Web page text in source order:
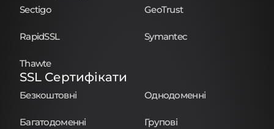
Sectigo GeoTrust
RapidSSL Symantec
Thawte
SSL Сертифікати
Безкоштовні Однодоменні
Багатодоменні Групові